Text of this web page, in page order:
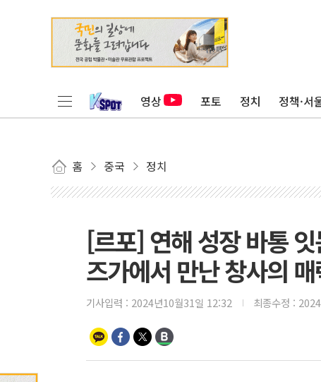
영상 포토 정치 정책·서
홈 중국 정치
[르포] 연해 성장 바통
즈가에서 만난 창사의
기사입력 : 2024년10월31일 12:32 최종수정 :